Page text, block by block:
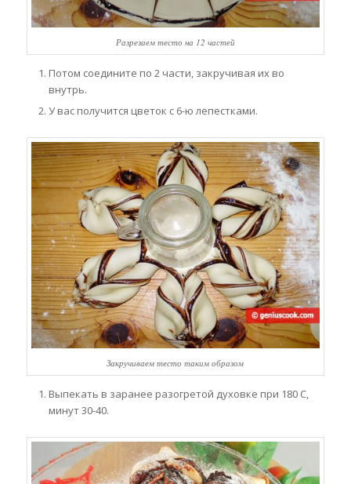
Разрезаем тесто на 12 частей
Потом соедините по 2 части, закручивая их во
внутрь.
У вас получится цветок с 6-ю лепестками.
Закручиваем тесто таким образом
Выпекать в заранее разогретой духовке при 180 С,
минут 30-40.